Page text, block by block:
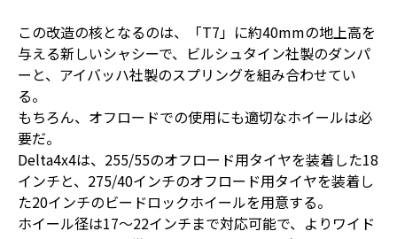
この改造の核となるのは、「T7」に約40mmの地上高を
与える新しいシャシーで、ビルシュタイン社製のダンパ
ーと、アイバッハ社製のスプリングを組み合わせてい
る。
もちろん、オフロードでの使用にも適切なホイールは必
要だ。
Delta4x4は、255/55のオフロード用タイヤを装着した18
インチと、275/40インチのオフロード用タイヤを装着し
た20インチのビードロックホイールを用意する。
ホイール径は17～22インチまで対応可能で、よりワイド